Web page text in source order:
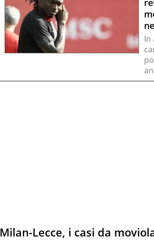
In
Milan-Lecce, i casi da